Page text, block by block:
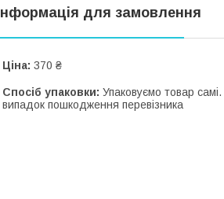
Інформація для замовлення
Ціна: 370 ₴
Спосіб упаковки: Упаковуємо товар
випадок пошкодження перевізника